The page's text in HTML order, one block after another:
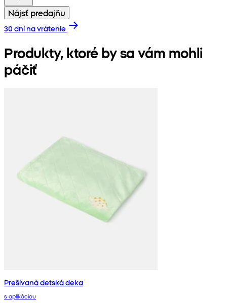
Nájsť predajňu
30 dní na vrátenie
Produkty, ktoré by sa vám mohli
páčiť
Prešívaná detská deka
s aplikáciou